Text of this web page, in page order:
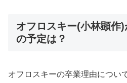
オフロスキー(小林顕作
の予定は？
オフロスキーの卒業理由につい